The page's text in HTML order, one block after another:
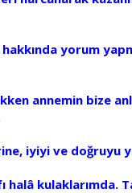
yorum
annemin bize
iyiyi ve
kulaklarımda.